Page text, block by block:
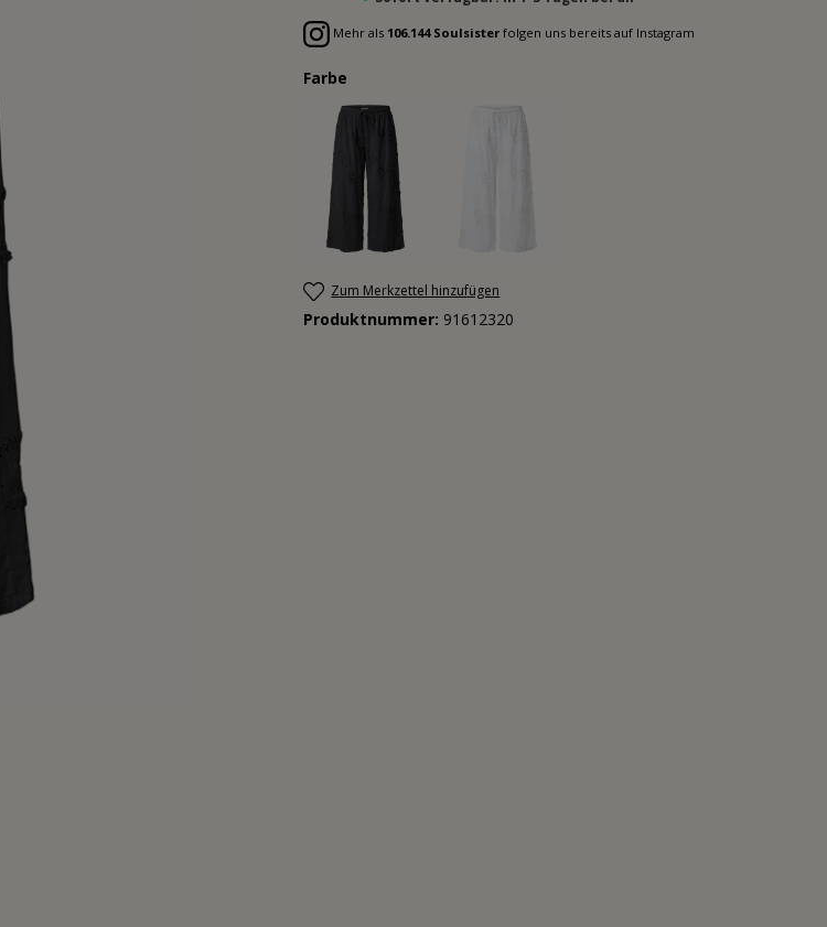
Mehr als 106.144 Soulsister folgen uns bereits auf Instagram
Farbe
Zum Merkzettel hinzufügen
Produktnummer: 91612320